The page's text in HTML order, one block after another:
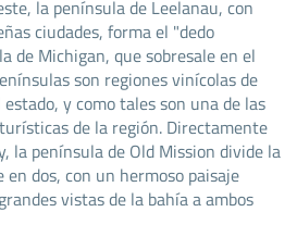
la península de Leelanau, con
ciudades, forma el "dedo
de Michigan, que sobresale en el
son regiones vinícolas de
y como tales son una de las
de la región. Directamente
la península de Old Mission divide la
en dos, con un hermoso paisaje
vistas de la bahía a ambos